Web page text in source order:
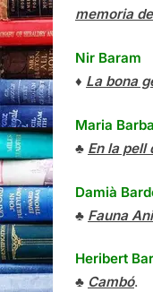
memoria
Nir Baram
♦ La bona
Maria
♣ En la pell
Damià
♣ Fauna
Heribert
♣ Cambó.